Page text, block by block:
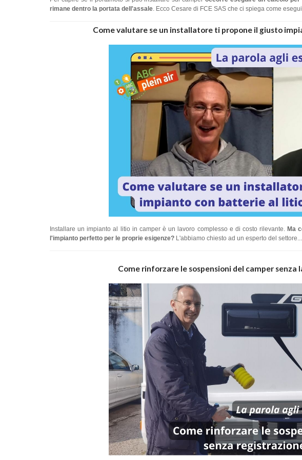
rimane dentro la portata dell'assale. Ecco Cesare di FCE SAS che ci spiega come
Come valutare se un installatore ti propone il giusto
Installare un impianto al litio in camper è un lavoro complesso e di costo rilevante.Ma
l'impianto perfetto per le proprie esigenze? L'abbiamo chiesto ad un esperto del settore...
Come rinforzare le sospensioni del camper